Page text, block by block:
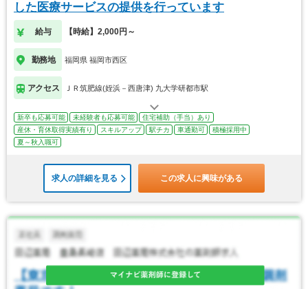
した医療サービスの提供を行っています
給与 【時給】2,000円～
勤務地 福岡県 福岡市西区
アクセス ＪＲ筑肥線(姪浜－西唐津) 九大学研都市駅
新卒も応募可能 未経験者も応募可能
住宅補助（手当）あり
産休・育休取得実績有り
スキルアップ 駅チカ 車通勤可
積極採用中
夏～秋入職可
求人の詳細を見る この求人に興味がある